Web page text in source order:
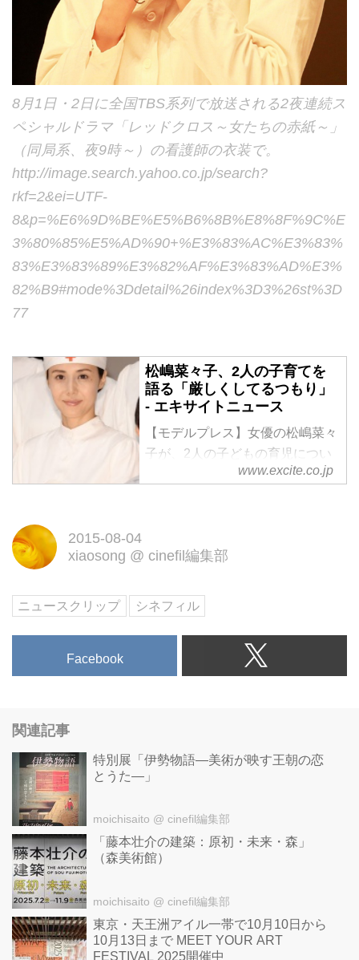
8月1日・2日に全国TBS系列で放送される2夜連続ス
ペシャルドラマ「レッドクロス～女たちの赤紙～」
（同局系、夜9時～）の看護師の衣装で。
http://image.search.yahoo.co.jp/search?
rkf=2&ei=UTF-
8&p=%E6%9D%BE%E5%B6%8B%E8%8F%9C%E
3%80%85%E5%AD%90+%E3%83%AC%E3%83%
83%E3%83%89%E3%82%AF%E3%83%AD%E3%
82%B9#mode%3Ddetail%26index%3D3%26st%3D
77
松嶋菜々子、2人の子育てを
語る「厳しくしてるつもり」
- エキサイトニュース
【モデルプレス】女優の松嶋菜々
子が、2人の子どもの育児につい
て近況を明かした。【さらに写真
「A−Studio」（...
www.excite.co.jp
2015-08-04
xiaosong @ cinefil編集部
ニュースクリップ シネフィル
Facebook
関連記事
特別展「伊勢物語―美術が映す王朝の恋
とうた―」
moichisaito @ cinefil編集部
「藤本壮介の建築：原初・未来・森」
（森美術館）
moichisaito @ cinefil編集部
東京・天王洲アイル一帯で10月10日から
10月13日まで MEET YOUR ART
FESTIVAL 2025開催中